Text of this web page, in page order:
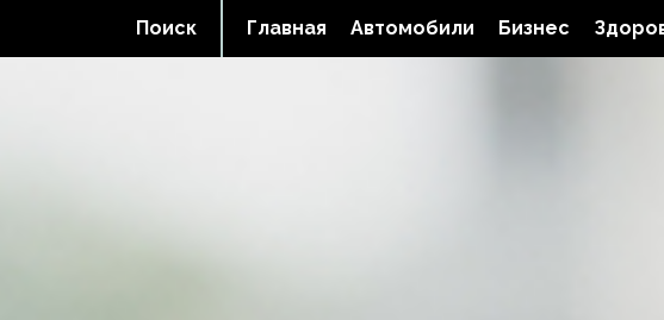
Главная Автомобили Бизнес
Поиск